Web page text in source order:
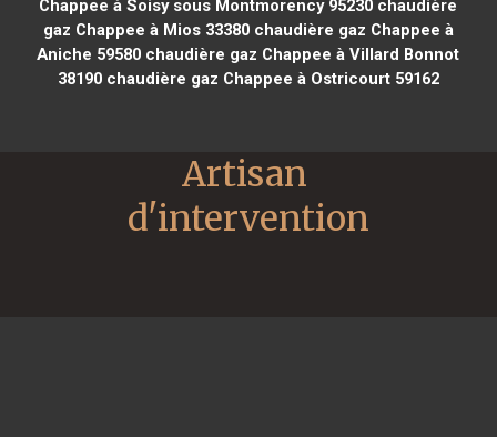
Chappee à Soisy sous Montmorency 95230 chaudière
gaz Chappee à Mios 33380chaudière gaz Chappee à
Aniche 59580 chaudière gaz Chappee à Villard Bonnot
38190chaudière gaz Chappee à Ostricourt 59162
Artisan
d'intervention